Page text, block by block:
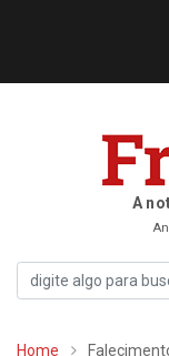
A
Home